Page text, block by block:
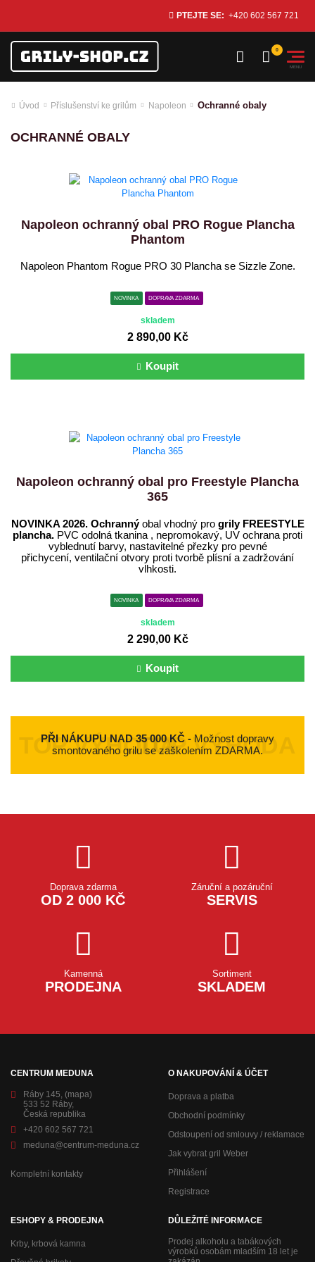
PTEJTE SE: +420 602 567 721
Úvod Příslušenství ke grilům Napoleon Ochranné obaly
OCHRANNÉ OBALY
Napoleon ochranný obal PRO Rogue Plancha
Phantom
Napoleon Phantom Rogue PRO 30 Plancha se Sizzle Zone.
NOVINKA DOPRAVA ZDARMA
skladem
2 890,00 Kč
Koupit
Napoleon ochranný obal pro Freestyle Plancha
365
NOVINKA 2026. Ochrannýobal vhodný pro grily FREESTYLE
plancha. PVC odolná tkanina , nepromokavý, UV ochrana proti
vyblednutí barvy, nastavitelné přezky pro pevné
přichycení, ventilační otvory proti tvorbě plísní a zadržování
vlhkosti.
NOVINKA DOPRAVA ZDARMA
skladem
2 290,00 Kč
Koupit
PŘI NÁKUPU NAD 35 000 KČ - Možnost dopravy
smontovaného grilu se zaškolením ZDARMA.
Doprava zdarma
OD 2 000 KČ
Záruční a pozáruční
SERVIS
Kamenná
PRODEJNA
Sortiment
SKLADEM
CENTRUM MEDUNA
Ráby 145, (mapa)
533 52 Ráby,
Česká republika
+420 602 567 721
meduna@centrum-meduna.cz
Kompletní kontakty
O NAKUPOVÁNÍ & ÚČET
Doprava a platba
Obchodní podmínky
Odstoupení od smlouvy / reklamace
Jak vybrat gril Weber
Přihlášení
Registrace
ESHOPY & PRODEJNA
Krby, krbová kamna
DŮLEŽITÉ INFORMACE
Prodej alkoholu a tabákových
výrobků osobám mladším 18 let je